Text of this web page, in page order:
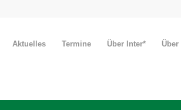
Aktuelles Termine Über Inter* Über